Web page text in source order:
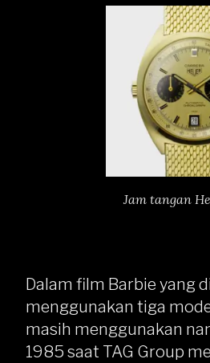
Jam tangan
Dalam film Barbie yang
menggunakan tiga
masih menggunakan
1985 saat TAG Group